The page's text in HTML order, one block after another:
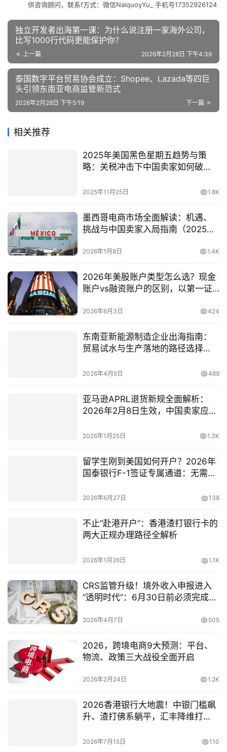
供咨询顾问，联系f方式：微信NaiquoyYu_ 手机号17352926124
独立开发者出海第一课：为什么说注册一家海外公司，
比写1000行代码更能保护你？
上一篇 2026年2月28日 下午4:39
泰国数字平台贸易协会成立：Shopee、Lazada等四巨
头引领东南亚电商监管新范式
下一篇
2026年2月28日 下午5:19
相关推荐
2025年美国黑色星期五趋势与策
略：关税冲击下中国卖家如何破
化）
2025年11月25日 1.8K
墨西哥电商市场全面解读：机遇、
挑战与中国卖家入局指南（2025最
2026年1月8日 1.4K
2026年美股账户类型怎么选？现金
账户vs融资账户的区别，以第一证
2026年6月3日 424
东南亚新能源制造企业出海指南：
贸易试水与生产落地的路径选择
2026年4月5日 489
亚马逊APRL退货新规全面解析：
2026年2月8日生效，中国卖家应对
2026年1月25日 1.3K
留学生刚到美国如何开户？2026年
国泰银行F-1签证专属通道：无需
2026年6月27日 138
不止“赴港开户”：香港渣打银行卡的
两大正规办理路径全解析
2026年1月26日 1.1K
CRS监管升级！境外收入申报进入
“透明时代”：6月30日前必须完成的
2026年4月7日 505
2026，跨境电商9大预测：平台、
物流、政策三大战役全面开启
2026年2月24日 1.2K
2026香港银行大地震！中银门槛飙
升、渣打佛系躺平，汇丰降维打
2026年7月15日 110